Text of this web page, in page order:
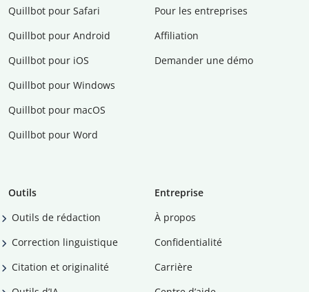
Quillbot pour Safari
Quillbot pour Android
Quillbot pour iOS
Quillbot pour Windows
Quillbot pour macOS
Quillbot pour Word
Pour les entreprises
Affiliation
Demander une démo
Outils
Outils de rédaction
Correction linguistique
Citation et originalité
Entreprise
À propos
Confidentialité
Carrière